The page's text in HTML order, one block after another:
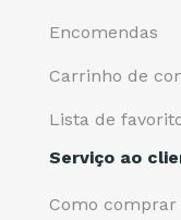
Encomendas
Carrinho de
Lista de
Serviço ao
Como comprar